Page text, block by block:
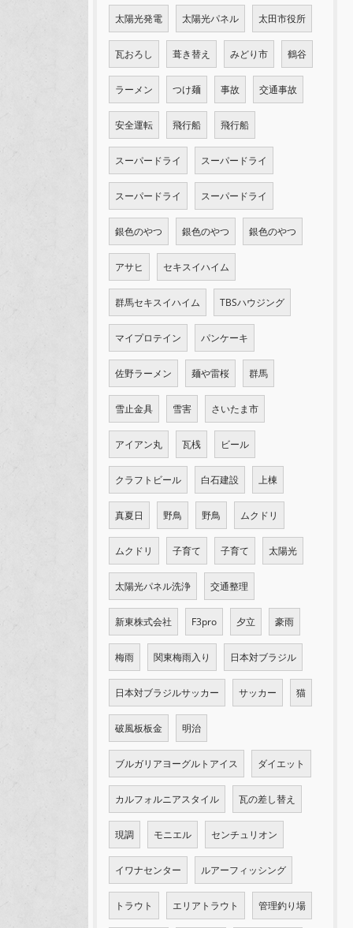
太陽光発電 太陽光パネル 太田市役所
瓦おろし 葺き替え みどり市 鶴谷
ラーメン つけ麺 事故 交通事故
安全運転 飛行船 飛行船
スーパードライ スーパードライ
スーパードライ スーパードライ
銀色のやつ 銀色のやつ 銀色のやつ
アサヒ セキスイハイム
群馬セキスイハイム TBSハウジング
マイプロテイン パンケーキ
佐野ラーメン 麺や雷桜 群馬
雪止金具 雪害 さいたま市
アイアン丸 瓦桟 ビール
クラフトビール 白石建設 上棟
真夏日 野鳥 野鳥 ムクドリ
ムクドリ 子育て 子育て 太陽光
太陽光パネル洗浄 交通整理
新東株式会社 F3pro 夕立 豪雨
梅雨 関東梅雨入り 日本対ブラジル
日本対ブラジルサッカー サッカー 猫
破風板板金 明治
ブルガリアヨーグルトアイス ダイエット
カルフォルニアスタイル 瓦の差し替え
現調 モニエル センチュリオン
イワナセンター ルアーフィッシング
トラウト エリアトラウト 管理釣り場